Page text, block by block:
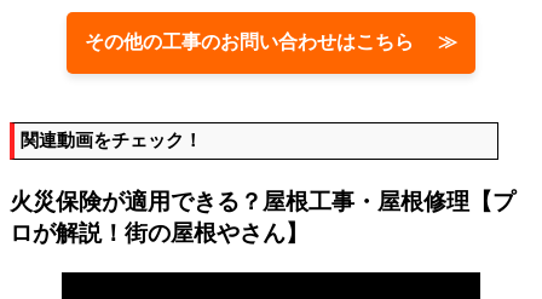
その他の工事のお問い合わせはこちら ≫
関連動画をチェック！
火災保険が適用できる？屋根工事・屋根修理【プ
ロが解説！街の屋根やさん】